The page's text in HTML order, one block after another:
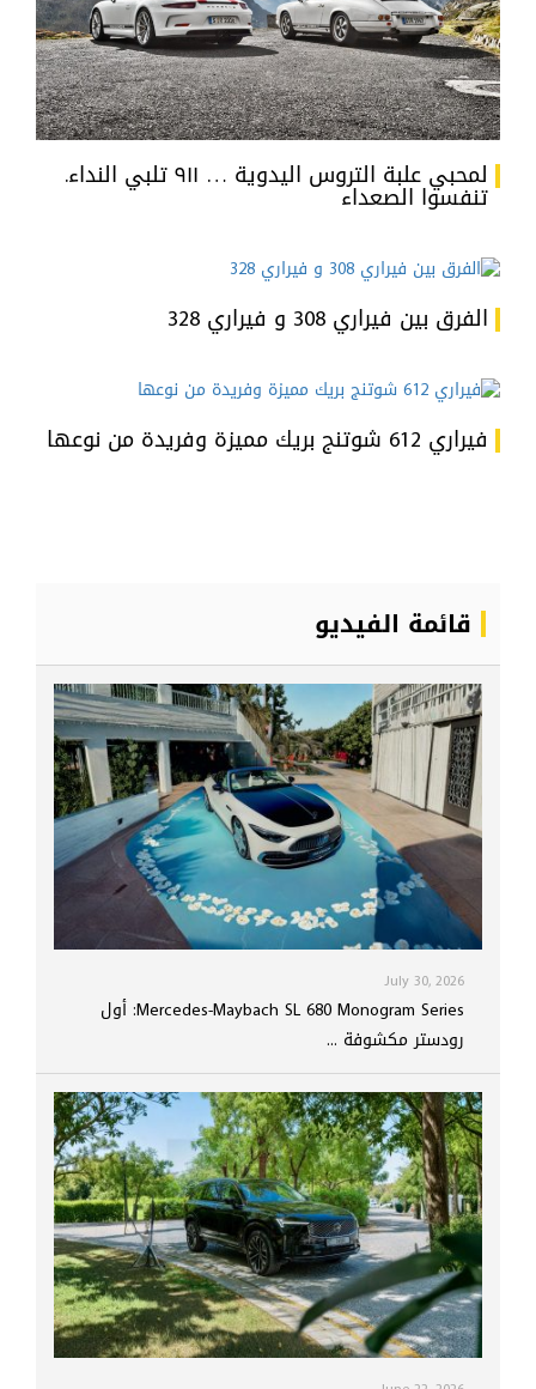
لمحبي علبة التروس اليدوية … ٩١١ تلبي النداء.
تنفسوا الصعداء
الفرق بين فيراري 308 و فيراري 328
فيراري 612 شوتنج بريك مميزة وفريدة من نوعها
قائمة الفيديو
July 30, 2026
Mercedes-Maybach SL 680 Monogram Series: أول
رودستر مكشوفة ...